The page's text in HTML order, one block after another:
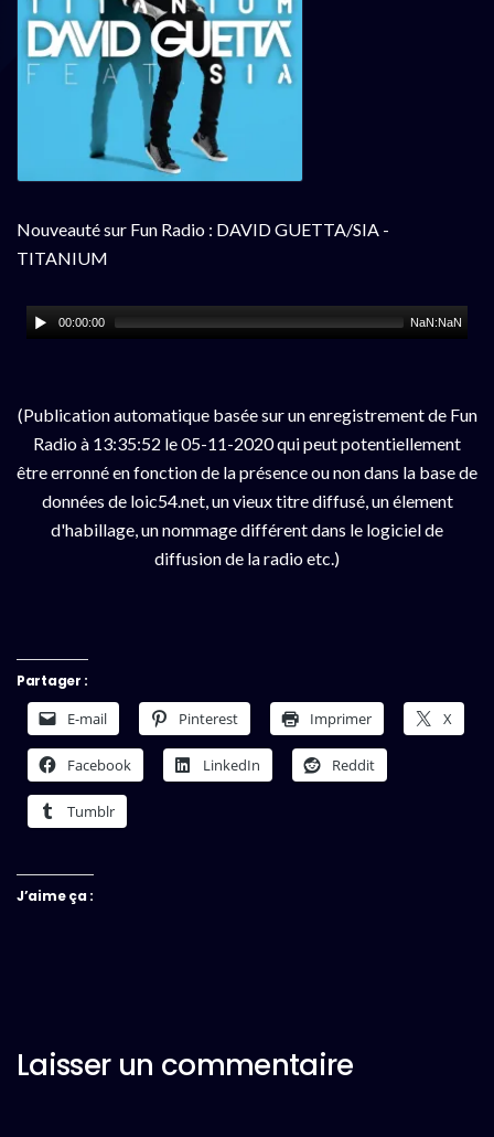
Nouveauté sur Fun Radio : DAVID GUETTA/SIA -
TITANIUM
00:00:00 NaN:NaN
(Publication automatique basée sur un enregistrement de Fun
Radio à 13:35:52 le 05-11-2020 qui peut potentiellement
être erronné en fonction de la présence ou non dans la base de
données de loic54.net, un vieux titre diffusé, un élement
d'habillage, un nommage différent dans le logiciel de
diffusion de la radio etc.)
Partager :
E-mail Pinterest Imprimer X
Facebook LinkedIn Reddit
Tumblr
J’aime ça :
Laisser un commentaire